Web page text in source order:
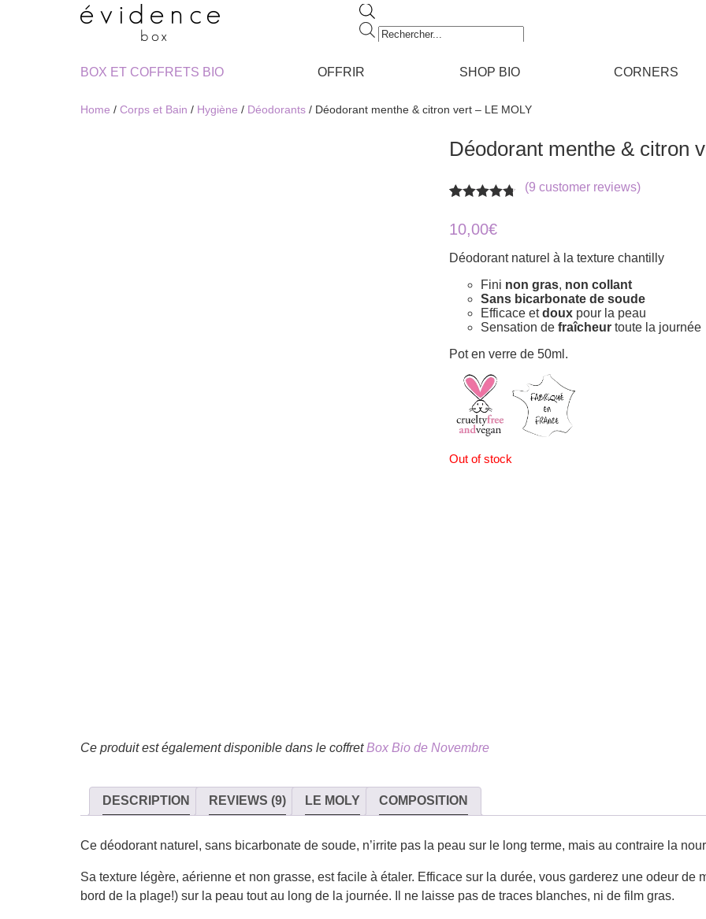
Recherche
de
BOX ET COFFRETS BIO
OFFRIR SHOP BIO CORNERS
Home / Corps et Bain / Hygiène / Déodorants / Déodorant menthe & citron vert – LE MOLY
Déodorant menthe & citron
out of 5
based on
ratings
(9 customer reviews)
10,00€
Déodorant naturel à la texture chantilly
Fini non gras, non collant
Sans bicarbonate de soude
Efficace etdoux pour la peau
Sensation de fraîcheur toute la journée
Pot en verre de 50ml.
Out of stock
Ce produit est également disponible dans le coffretBox Bio de Novembre
DESCRIPTION REVIEWS (9) LE MOLY COMPOSITION
Ce déodorant naturel, sans bicarbonate de soude, n’irrite pas la peau sur le long terme, mais au contraire la
Sa texture légère, aérienne et non grasse, est facile à étaler. Efficace sur la durée, vous garderez une odeur
bord de la plage!) sur la peau tout au long de la journée. Il ne laisse pas de traces blanches, ni de film gras.